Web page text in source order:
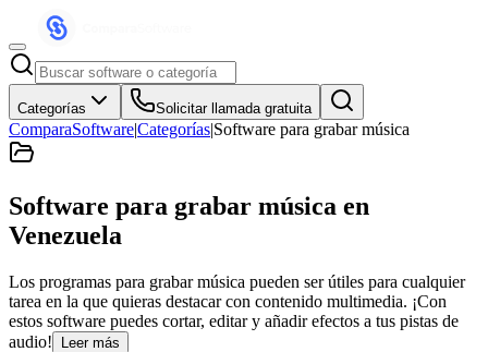
Categorías Solicitar llamada gratuita
ComparaSoftware|Categorías|Software para grabar música
Software para grabar música en
Venezuela
Los programas para grabar música pueden ser útiles para cualquier
tarea en la que quieras destacar con contenido multimedia. ¡Con
estos software puedes cortar, editar y añadir efectos a tus pistas de
audio!
Leer más